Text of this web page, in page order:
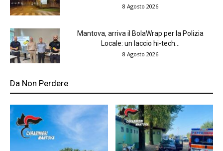
8 Agosto 2026
Mantova, arriva il BolaWrap per la Polizia
Locale: un laccio hi-tech...
8 Agosto 2026
Da Non Perdere